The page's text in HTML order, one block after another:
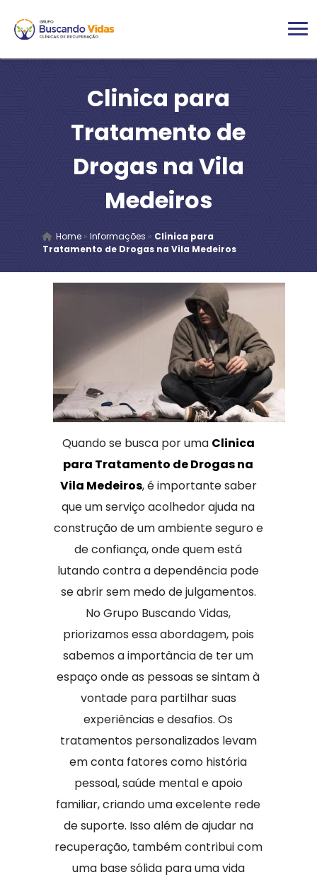
Clinica para
Tratamento de
Drogas na Vila
Medeiros
Home» Informações » Clinica para
Tratamento de Drogas na Vila Medeiros
Quando se busca por uma Clinica
para Tratamento de Drogas na
Vila Medeiros, é importante saber
que um serviço acolhedor ajuda na
construção de um ambiente seguro e
de confiança, onde quem está
lutando contra a dependência pode
se abrir sem medo de julgamentos.
No Grupo Buscando Vidas,
priorizamos essa abordagem, pois
sabemos a importância de ter um
espaço onde as pessoas se sintam à
vontade para partilhar suas
experiências e desafios. Os
tratamentos personalizados levam
em conta fatores como história
pessoal, saúde mental e apoio
familiar, criando uma excelente rede
de suporte. Isso além de ajudar na
recuperação, também contribui com
uma base sólida para uma vida